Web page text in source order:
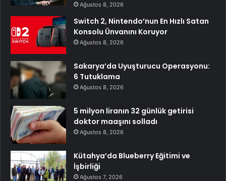
Ağustos 8, 2026
Switch 2, Nintendo’nun En Hızlı Satan
Konsolu Ünvanını Koruyor
Ağustos 8, 2026
Sakarya’da Uyuşturucu Operasyonu:
6 Tutuklama
Ağustos 8, 2026
5 milyon liranın 32 günlük getirisi
doktor maaşını solladı
Ağustos 8, 2026
Kütahya’da Blueberry Eğitimi ve
İşbirliği
Ağustos 7, 2026